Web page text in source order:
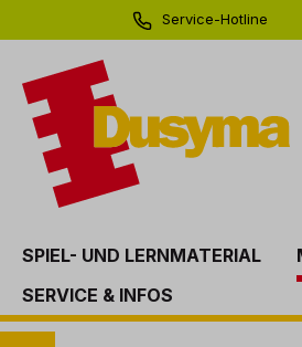
Zur Hauptnavigation
Service-Hotline
SPIEL- UND LERNMATERIAL
SERVICE & INFOS